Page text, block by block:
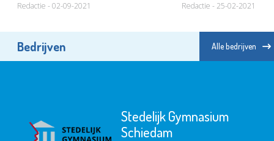
Redactie - 02-09-2021 Redactie - 25-02-2021
Bedrijven Alle bedrijven
Stedelijk Gymnasium
Schiedam